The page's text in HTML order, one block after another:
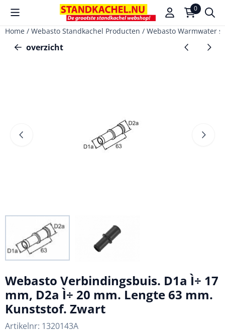
Cookievoorkeuren zijn beschikbaar. Kies instellingen of sta
0
Home / Webasto Standkachel Producten / Webasto Warmwater
overzicht
Webasto Verbindingsbuis. D1a Ì÷ 17
mm, D2a Ì÷ 20 mm. Lengte 63 mm.
Kunststof. Zwart
Artikelnr: 1320143A